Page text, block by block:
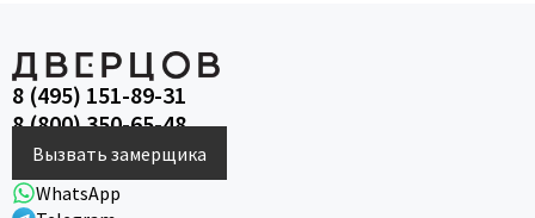
8 (495) 151-89-31
8 (800) 350-65-48
Вызвать замерщика
WhatsApp